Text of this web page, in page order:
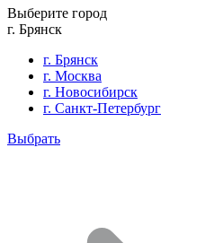
Выберите город
г. Брянск
г. Брянск
г. Москва
г. Новосибирск
г. Санкт-Петербург
Выбрать